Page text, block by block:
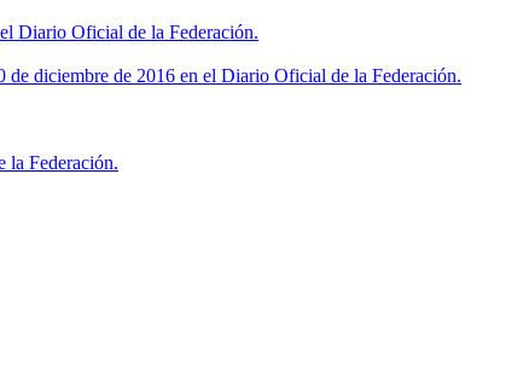
Diario Oficial de la Federación.
diciembre de 2016 en el Diario Oficial de la Federación.
la Federación.